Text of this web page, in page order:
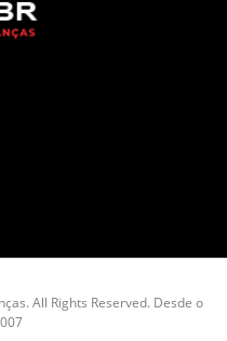
All Rights Reserved. Desde o